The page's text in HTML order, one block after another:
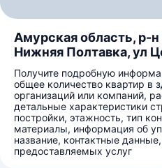
Амурская область, р-
Нижняя Полтавка, ул
Получите подробную
общее количество квартир в
организаций или компаний,
детальные характеристики
постройки, этажность, тип
материалы, информация об
название, контактные
предоставляемых услуг